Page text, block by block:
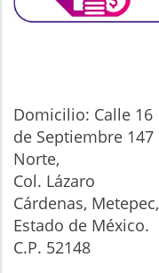
Domicilio: Calle 16
de Septiembre 147
Norte,
Col. Lázaro
Cárdenas, Metepec,
Estado de México.
C.P. 52148